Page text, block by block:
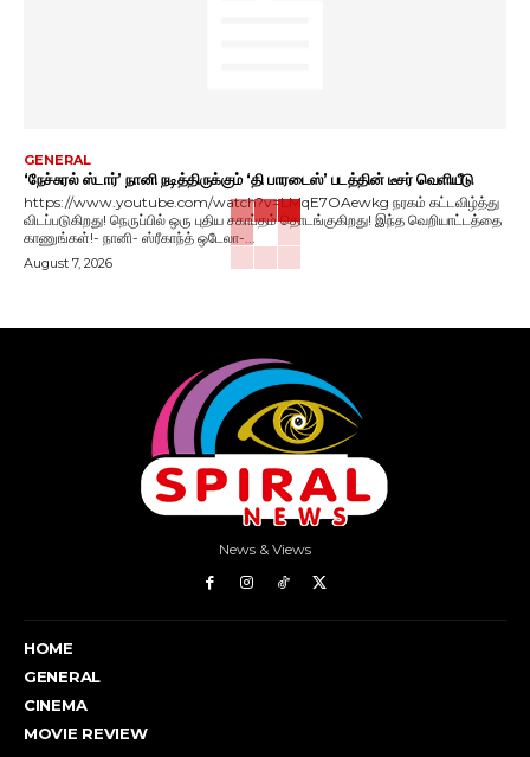
GENERAL
‘நேச்சுரல் ஸ்டார்’ நானி நடித்திருக்கும் ‘தி பாரடைஸ்’ படத்தின் டீசர் வெளியீடு
https://www.youtube.com/watch?v=LMqE7OAewkg நரகம் கட்டவிழ்த்து
விடப்படுகிறது! நெருப்பில் ஒரு புதிய சகாப்தம் தொடங்குகிறது! இந்த வெறியாட்டத்தை
காணுங்கள்!- நானி- ஸ்ரீகாந்த் ஒடேலா-...
August 7, 2026
News & Views
HOME
GENERAL
CINEMA
MOVIE REVIEW